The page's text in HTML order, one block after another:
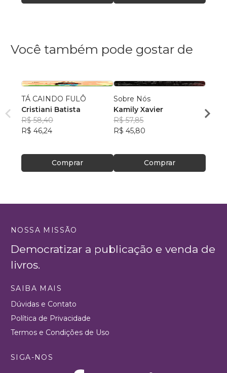
Você também pode gostar de
TÁ CAINDO FULÔ
Cristiani Batista
R$ 58,40
R$ 46,24
Comprar
Sobre Nós
Kamily Xavier
R$ 57,85
R$ 45,80
Comprar
R$
NOSSA MISSÃO
Democratizar a publicação e venda de
livros.
SAIBA MAIS
Dúvidas e Contato
Política de Privacidade
Termos e Condições de Uso
SIGA-NOS